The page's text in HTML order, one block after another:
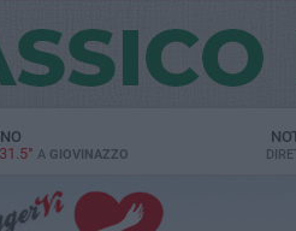
31.5° A GIOVINAZZO